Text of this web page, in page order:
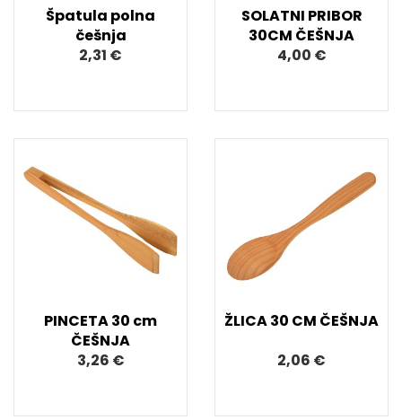
Špatula polna
češnja
2,31 €
SOLATNI PRIBOR
30CM ČEŠNJA
4,00 €
PINCETA 30 cm
ČEŠNJA
3,26 €
ŽLICA 30 CM ČEŠNJA
2,06 €